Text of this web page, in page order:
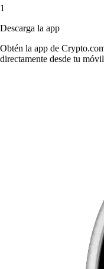
1
Descarga la app
Obtén la app de
directamente desde tu